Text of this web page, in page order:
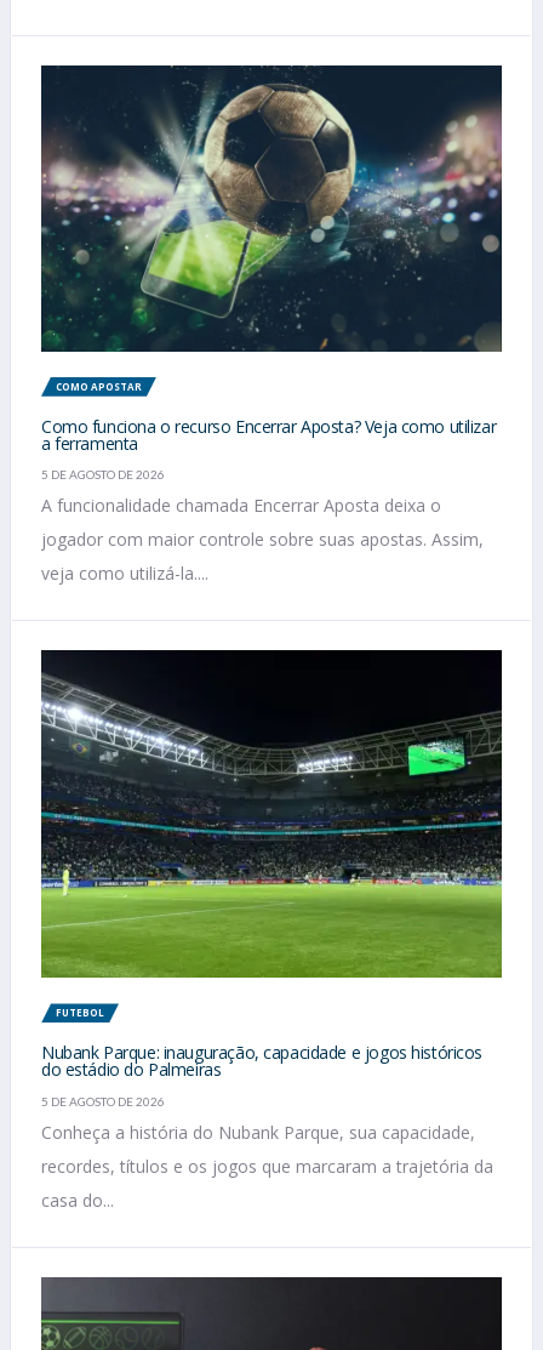
COMO APOSTAR
Como funciona o recurso Encerrar Aposta? Veja como utilizar
a ferramenta
5 DE AGOSTO DE 2026
A funcionalidade chamada Encerrar Aposta deixa o
jogador com maior controle sobre suas apostas. Assim,
veja como utilizá-la....
FUTEBOL
Nubank Parque: inauguração, capacidade e jogos históricos
do estádio do Palmeiras
5 DE AGOSTO DE 2026
Conheça a história do Nubank Parque, sua capacidade,
recordes, títulos e os jogos que marcaram a trajetória da
casa do...